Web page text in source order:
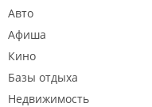
Авто
Афиша
Кино
Базы отдыха
Недвижимость